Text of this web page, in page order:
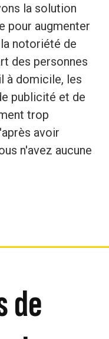
la solution
pour augmenter
notoriété de
des personnes
à domicile, les
publicité et de
trop
avoir
n'avez aucune
de